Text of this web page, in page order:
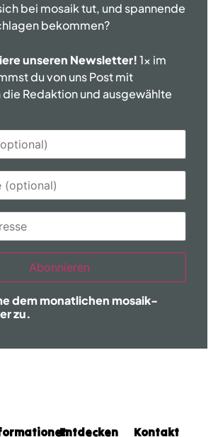
bei mosaik tut, und spannende
bekommen?
unseren Newsletter!1x im
du von uns Post mit
die Redaktion und ausgewählte
Abonnieren
dem monatlichen mosaik-
zu.
Entdecken Kontakt